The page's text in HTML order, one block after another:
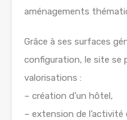
aménagements
Grâce à ses surfaces
configuration, le site se
valorisations :
– création d’un hôtel,
– extension de l’activité